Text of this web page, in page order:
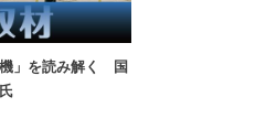
機」を読み解く 国